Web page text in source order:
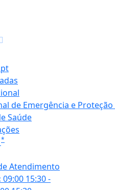
de Emergência e Proteção
Saúde
*
Atendimento
09:00 15:30-